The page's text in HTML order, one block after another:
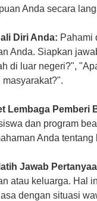
Anda secara
Diri Anda: Pahami
Anda. Siapkan
di luar negeri?",
masyarakat?".
Lembaga Pemberi
dan program
Anda tentang
Jawab
atau keluarga. Hal
dengan situasi